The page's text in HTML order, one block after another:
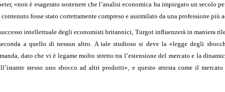
«non è esagerato sostenere che l’analisi economica ha impiegato un secolo
fosse stato correttamente compreso e assimilato da una professione più
intellettuale degli economisti britannici, Turgot influenzerà in maniera
a quello di nessun altro. A tale studioso si deve la «legge degli
dato che vi è legame molto stretto tra l’estensione del mercato e la
stesso uno sbocco ad altri prodotti», e questo attesta come il